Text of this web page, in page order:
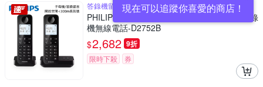
現在可以追蹤你喜愛的商店！
答錄機留言時間達 25 分鐘
PHILIPS 大螢幕電量顯示1.7GHz數位子母答錄
機無線電話-D2752B
$2,682 9折
限時下殺 券